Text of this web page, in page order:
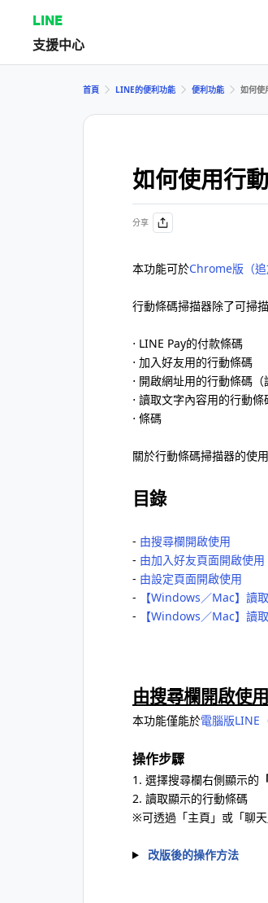
LINE
支援中心
首頁 LINE的便利功能 便利功能 如何使
如何使用行
分享
本功能可於Chrome版（追
行動條碼掃描器除了可掃
⋅ LINE Pay的付款條碼
⋅ 加入好友用的行動條碼
⋅ 開啟網址用的行動條碼（
⋅ 讀取文字內容用的行動
⋅ 條碼
關於行動條碼掃描器的使
目錄
- 由搜尋欄開啟使用
- 由加入好友頁面開啟使用
- 由設定頁面開啟使用
-
【Windows／Mac】讀
-
【Windows／Mac】讀
由搜尋欄開啟使用
本功能僅能於電腦版LINE
操作步驟
1. 選擇搜尋欄右側顯示的
2. 讀取顯示的行動條碼
※可透過「主頁」或「聊
改版後的操作方法